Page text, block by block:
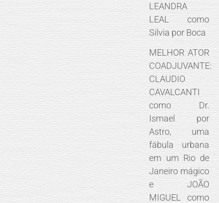
LEANDRA
LEAL como
Silvia por Boca
MELHOR ATOR
COADJUVANTE:
CLAUDIO
CAVALCANTI
como Dr.
Ismael por
Astro, uma
fábula urbana
em um Rio de
Janeiro mágico
e JOÃO
MIGUEL como